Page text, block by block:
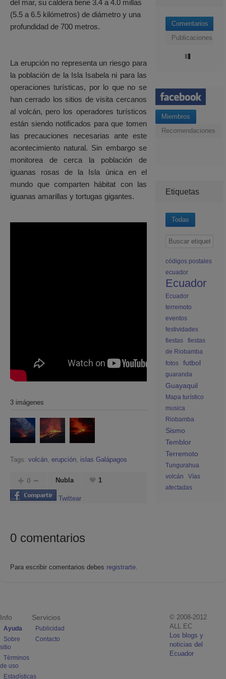
del mar, su caldera tiene 3.4 a 4.0 millas
(5.5 a 6.5 kilómetros) de diámetro y una
profundidad de 700 metros.
La erupción no representa un riesgo para
la población de la Isla Isabela ni para las
operaciones turísticas, por lo que no se
han cerrado los sitios de visita cercanos
al volcán, pero los operadores turísticos
están siendo notificados para que tomen
las precauciones necesarias ante este
acontecimiento natural. Sin embargo se
monitorea de cerca la población de
iguanas rosas de la Isla única en el
mundo que comparten hábitat con las
iguanas amarillas y tortugas gigantes.
3 imágenes
Tags: volcán, erupción, islas Galápagos
0 Nubla 1
Twittear
0 comentarios
Para escribir comentarios debes registrarte.
Comentarios
Publicaciones
Miembros
Recomendaciones
Etiquetas
Todas
códigos postales
ecuador
Ecuador
Ecuador
terremoto
eventos
festividades
fiestas
fiestas
de Riobamba
fotos
futbol
guaranda
Guayaquil
Mapa turístico
musica
Riobamba
Sismo
Temblor
Terremoto
Tungurahua
volcán
Vías
afectadas
Info
Ayuda
Sobre
sitio
Términos
de uso
Estadísticas
Servicios
Publicidad
Contacto
© 2008-2012
ALL.EC
Los blogs y
noticias del
Ecuador